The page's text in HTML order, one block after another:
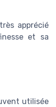
apprécié
et sa
utilisée